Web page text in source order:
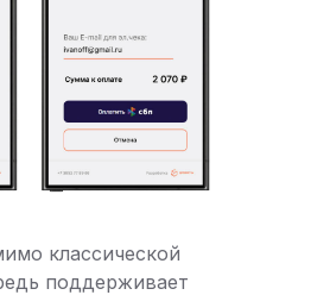
классической
поддерживает